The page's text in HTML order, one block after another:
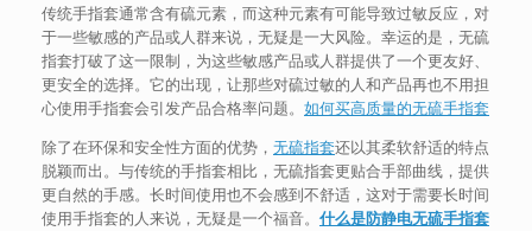
传统手指套通常含有硫元素，而这种元素有可能导致过敏反应，对
于一些敏感的产品或人群来说，无疑是一大风险。幸运的是，无硫
指套打破了这一限制，为这些敏感产品或人群提供了一个更友好、
更安全的选择。它的出现，让那些对硫过敏的人和产品再也不用担
心使用手指套会引发产品合格率问题。 如何买高质量的无硫手指套
除了在环保和安全性方面的优势， 无硫指套还以其柔软舒适的特点
脱颖而出。与传统的手指套相比，无硫指套更贴合手部曲线，提供
更自然的手感。长时间使用也不会感到不舒适，这对于需要长时间
使用手指套的人来说，无疑是一个福音。 什么是防静电无硫手指套